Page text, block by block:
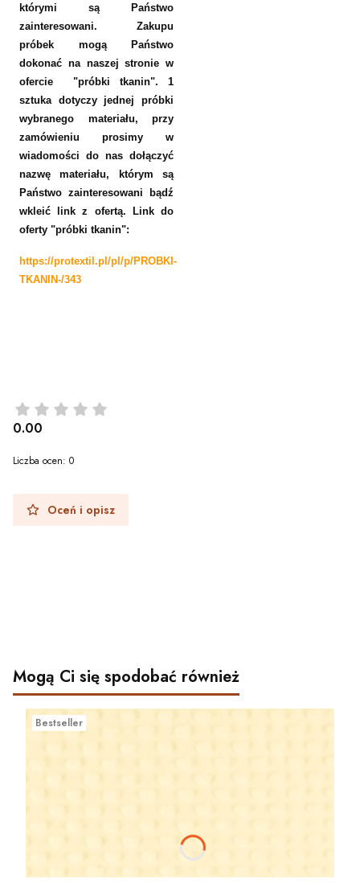
którymi są Państwo
zainteresowani. Zakupu
próbek mogą Państwo
dokonać na naszej stronie w
ofercie "próbki tkanin". 1
sztuka dotyczy jednej próbki
wybranego materiału, przy
zamówieniu prosimy w
wiadomości do nas dołączyć
nazwę materiału, którym są
Państwo zainteresowani bądź
wkleić link z ofertą. Link do
oferty "próbki tkanin":
https://protextil.pl/pl/p/PROBKI-
TKANIN-/343
0.00
Liczba ocen: 0
Oceń i opisz
Mogą Ci się spodobać również
Bestseller